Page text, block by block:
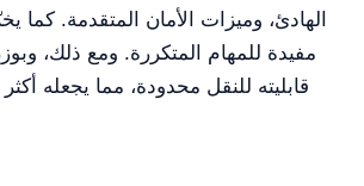
الهادئ، وميزات الأمان المتقدمة. كما
قابليته للنقل محدودة، مما يجعله